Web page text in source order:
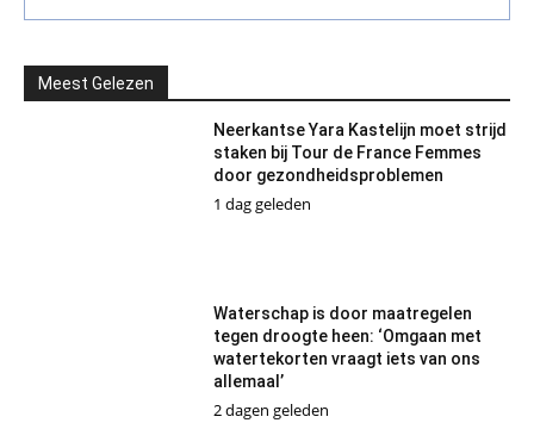
Meest Gelezen
Neerkantse Yara Kastelijn moet strijd
staken bij Tour de France Femmes
door gezondheidsproblemen
1 dag geleden
Waterschap is door maatregelen
tegen droogte heen: ‘Omgaan met
watertekorten vraagt iets van ons
allemaal’
2 dagen geleden